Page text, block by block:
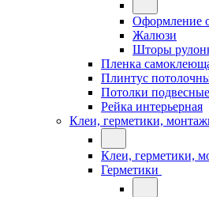
Оформление
Жалюзи
Шторы
Пленка
Плинтус
Потолки подвесные
Рейка интерьерная
Клеи, герметики,
Клеи, герметики,
Герметики